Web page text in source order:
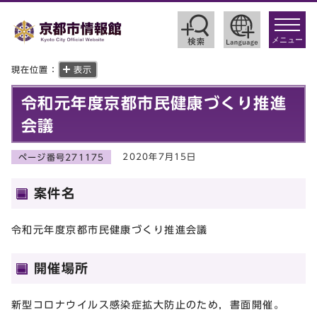
toggle
メニュー
現在位置： 表示
令和元年度京都市民健康づくり推進
会議
ページ番号271175 2020年7月15日
案件名
令和元年度京都市民健康づくり推進会議
開催場所
新型コロナウイルス感染症拡大防止のため，書面開催。